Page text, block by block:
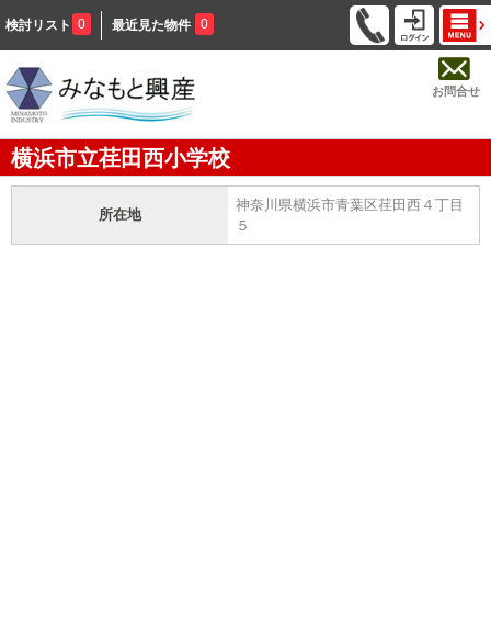
検討リスト 0 最近見た物件 0
お問合せ
横浜市立荏田西小学校
所在地
神奈川県横浜市青葉区荏田西４丁目
５